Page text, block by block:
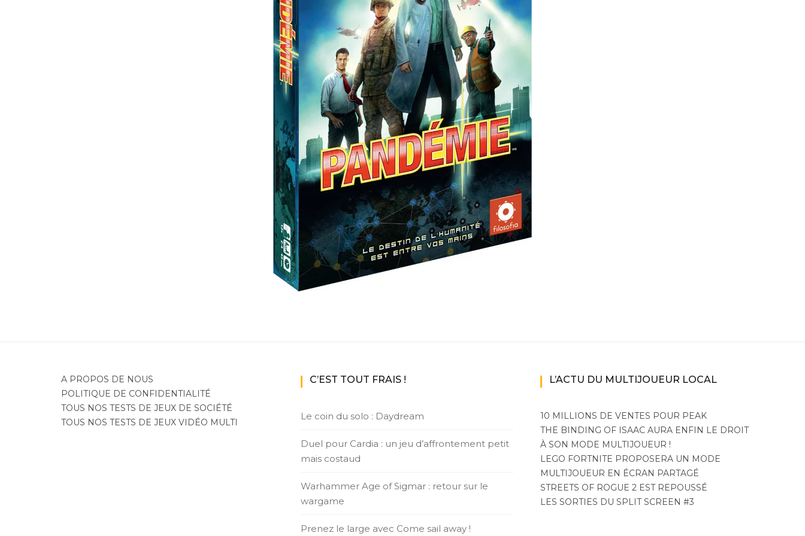
Jeux Access+ Par plateforme
PC
Switch
XBox One
XBox Series X|S
A PROPOS DE NOUS
POLITIQUE DE CONFIDENTIALITÉ
TOUS NOS TESTS DE JEUX DE SOCIÉTÉ
TOUS NOS TESTS DE JEUX VIDÉO MULTI
C’EST TOUT FRAIS !
Le coin du solo : Daydream
Duel pour Cardia : un jeu d’affrontement petit
mais costaud
Warhammer Age of Sigmar : retour sur le
wargame
Prenez le large avec Come sail away !
L’ACTU DU MULTIJOUEUR LOCAL
10 MILLIONS DE VENTES POUR PEAK
THE BINDING OF ISAAC AURA ENFIN LE DROIT
À SON MODE MULTIJOUEUR !
LEGO FORTNITE PROPOSERA UN MODE
MULTIJOUEUR EN ÉCRAN PARTAGÉ
STREETS OF ROGUE 2 EST REPOUSSÉ
LES SORTIES DU SPLIT SCREEN #3